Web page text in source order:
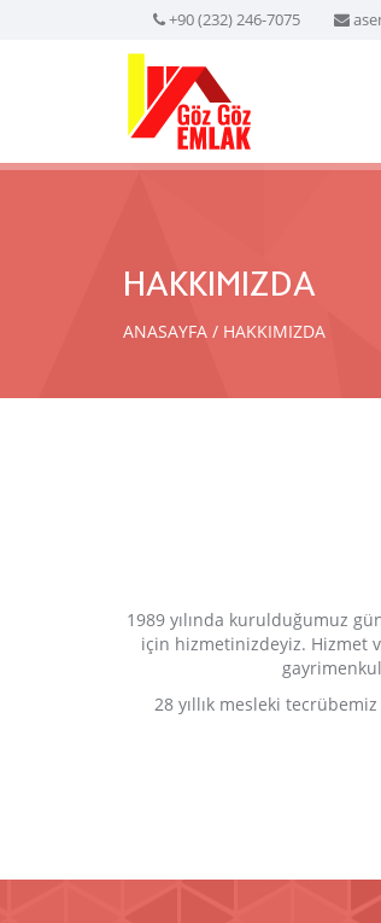
+90 (232) 246-7075
HAKKIMIZDA
ANASAYFA HAKKIMIZDA
1989 yılında kurulduğumuz
için hizmetinizdeyiz. Hizmet
28 yıllık mesleki